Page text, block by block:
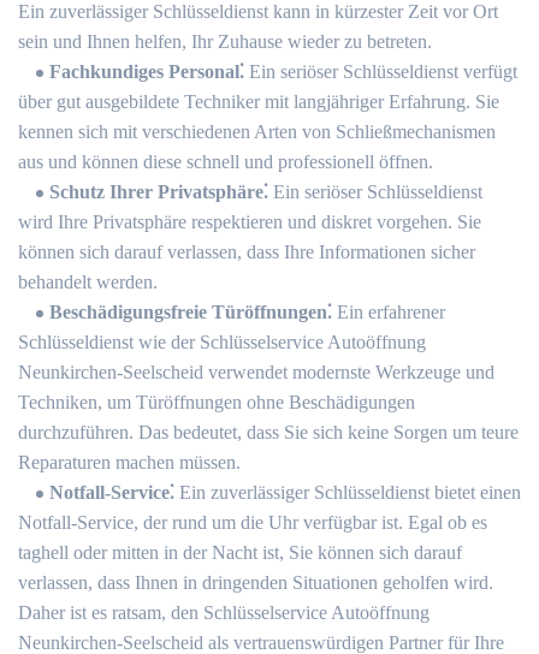
Ein zuverlässiger Schlüsseldienst kann in kürzester Zeit vor Ort
sein und Ihnen helfen, Ihr Zuhause wieder zu betreten.
Fachkundiges Personal⁚ Ein seriöser Schlüsseldienst verfügt
über gut ausgebildete Techniker mit langjähriger Erfahrung.​ Sie
kennen sich mit verschiedenen Arten von Schließmechanismen
aus und können diese schnell und professionell öffnen.​
Schutz Ihrer Privatsphäre⁚ Ein seriöser Schlüsseldienst
wird Ihre Privatsphäre respektieren und diskret vorgehen.​ Sie
können sich darauf verlassen, dass Ihre Informationen sicher
behandelt werden.​
Beschädigungsfreie Türöffnungen⁚ Ein erfahrener
Schlüsseldienst wie der Schlüsselservice Autoöffnung
Neunkirchen-Seelscheid verwendet modernste Werkzeuge und
Techniken, um Türöffnungen ohne Beschädigungen
durchzuführen.​ Das bedeutet, dass Sie sich keine Sorgen um teure
Reparaturen machen müssen.​
Notfall-Service⁚ Ein zuverlässiger Schlüsseldienst bietet einen
Notfall-Service, der rund um die Uhr verfügbar ist.​ Egal ob es
taghell oder mitten in der Nacht ist, Sie können sich darauf
verlassen, dass Ihnen in dringenden Situationen geholfen wird.​
Daher ist es ratsam, den Schlüsselservice Autoöffnung
Neunkirchen-Seelscheid als vertrauenswürdigen Partner für Ihre